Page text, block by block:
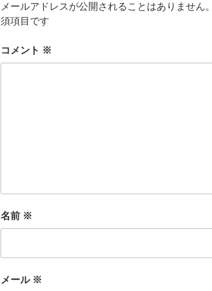
メールアドレスが公開されることはありません。
須項目です
コメント ※
名前 ※
メール ※